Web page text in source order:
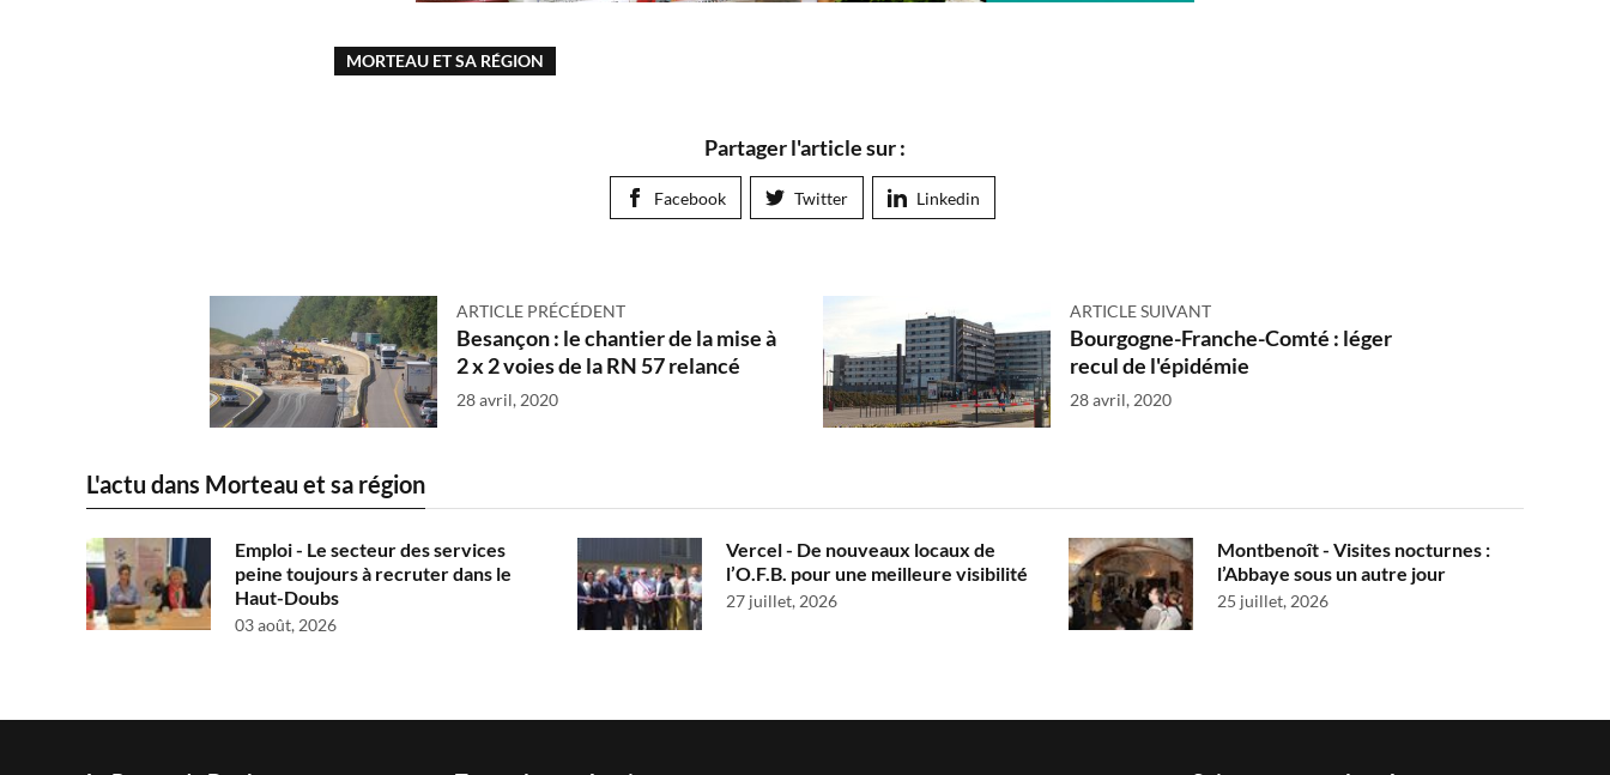
MORTEAU ET SA RÉGION
Partager l'article sur :
Facebook Twitter Linkedin
ARTICLE PRÉCÉDENT
Besançon : le chantier de la mise à
2 x 2 voies de la RN 57 relancé
28 avril, 2020
ARTICLE SUIVANT
Bourgogne-Franche-Comté : léger
recul de l'épidémie
28 avril, 2020
L'actu dans Morteau et sa région
Emploi - Le secteur des services
peine toujours à recruter dans le
Haut-Doubs
03 août, 2026
Vercel - De nouveaux locaux de
l’O.F.B. pour une meilleure visibilité
27 juillet, 2026
Montbenoît - Visites nocturnes :
l’Abbaye sous un autre jour
25 juillet, 2026